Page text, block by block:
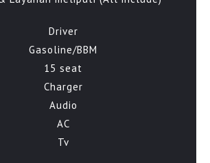
Driver
Gasoline/BBM
15 seat
Charger
Audio
AC
Tv